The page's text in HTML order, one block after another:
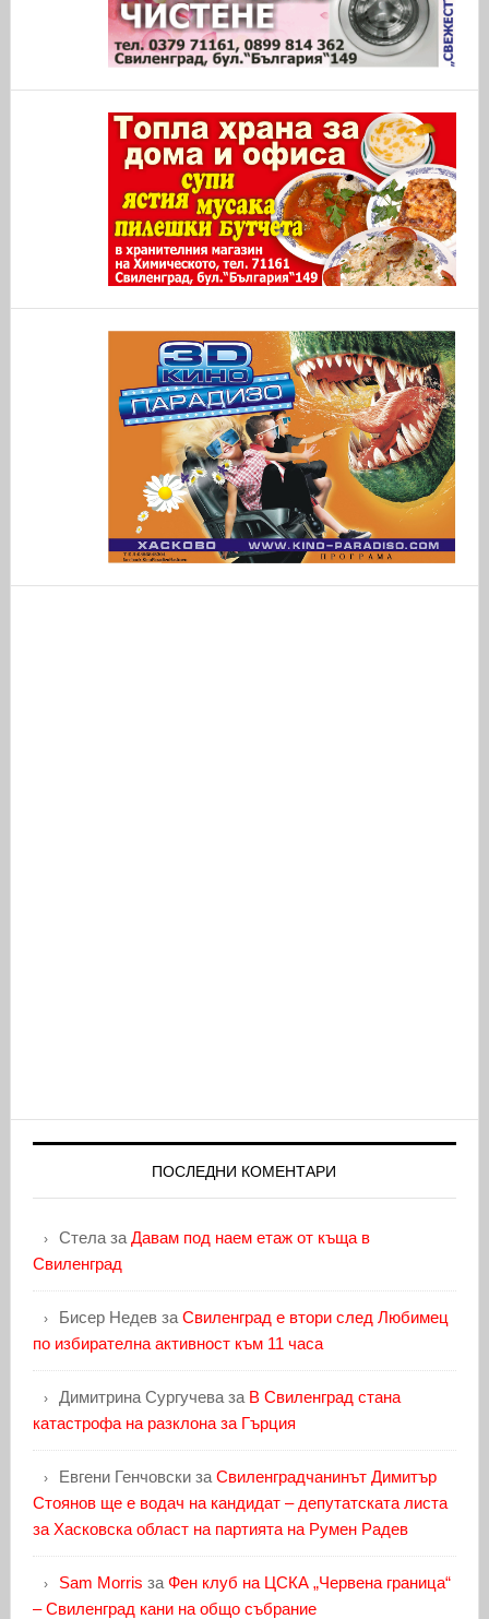
ПОСЛЕДНИ КОМЕНТАРИ
Стелаза Давам под наем етаж от къща в
Свиленград
Бисер Недевза Свиленград е втори след Любимец
по избирателна активност към 11 часа
Димитрина Сургучеваза В Свиленград стана
катастрофа на разклона за Гърция
Евгени Генчовскиза Свиленградчанинът Димитър
Стоянов ще е водач на кандидат – депутатската листа
за Хасковска област на партията на Румен Радев
Sam Morris за Фен клуб на ЦСКА „Червена граница“
– Свиленград кани на общо събрание